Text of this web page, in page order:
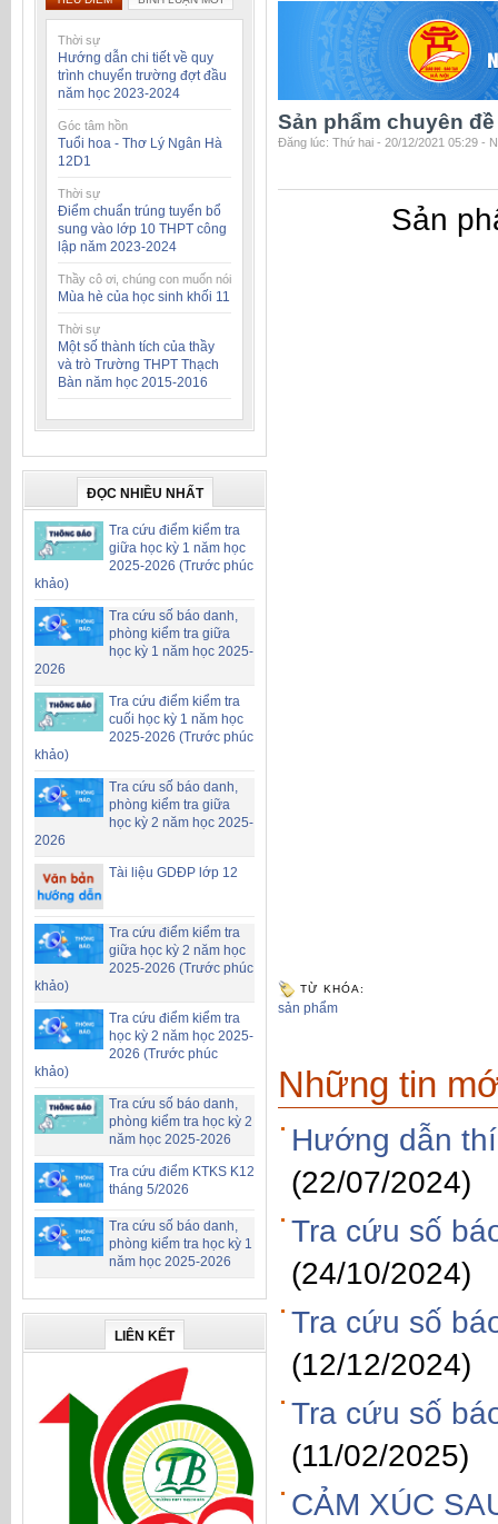
Thời sự
Hướng dẫn chi tiết về quy
trình chuyển trường đợt đầu
năm học 2023-2024
Góc tâm hồn
Tuổi hoa - Thơ Lý Ngân Hà
12D1
Thời sự
Điểm chuẩn trúng tuyển bổ
sung vào lớp 10 THPT công
lập năm 2023-2024
Thầy cô ơi, chúng con muốn nói
Mùa hè của học sinh khối 11
Thời sự
Một số thành tích của thầy
và trò Trường THPT Thạch
Bàn năm học 2015-2016
ĐỌC NHIỀU NHẤT
Tra cứu điểm kiểm tra
giữa học kỳ 1 năm học
2025-2026 (Trước phúc
khảo)
Tra cứu số báo danh,
phòng kiểm tra giữa
học kỳ 1 năm học 2025-
2026
Tra cứu điểm kiểm tra
cuối học kỳ 1 năm học
2025-2026 (Trước phúc
khảo)
Tra cứu số báo danh,
phòng kiểm tra giữa
học kỳ 2 năm học 2025-
2026
Tài liệu GDĐP lớp 12
Tra cứu điểm kiểm tra
giữa học kỳ 2 năm học
2025-2026 (Trước phúc
khảo)
Tra cứu điểm kiểm tra
học kỳ 2 năm học 2025-
2026 (Trước phúc
khảo)
Tra cứu số báo danh,
phòng kiểm tra học kỳ 2
năm học 2025-2026
Tra cứu điểm KTKS K12
tháng 5/2026
Tra cứu số báo danh,
phòng kiểm tra học kỳ 1
năm học 2025-2026
LIÊN KẾT
Sản phẩm chuyên
Đăng lúc: Thứ hai - 20/12/2021 05:29 -
Sản
TỪ KHÓA:
sản phẩm
Những tin
Hướng dẫn
(22/07/2024)
Tra cứu số
(24/10/2024)
Tra cứu số
(12/12/2024)
Tra cứu số
(11/02/2025)
CẢM XÚC